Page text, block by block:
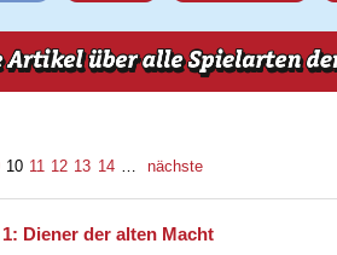
10 11 12 13 14 nächste
Diener der alten Macht